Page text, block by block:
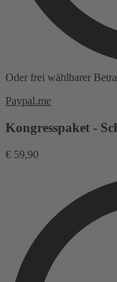
Oder frei wählbarer
Paypal.me
Kongresspaket -
€ 59,90